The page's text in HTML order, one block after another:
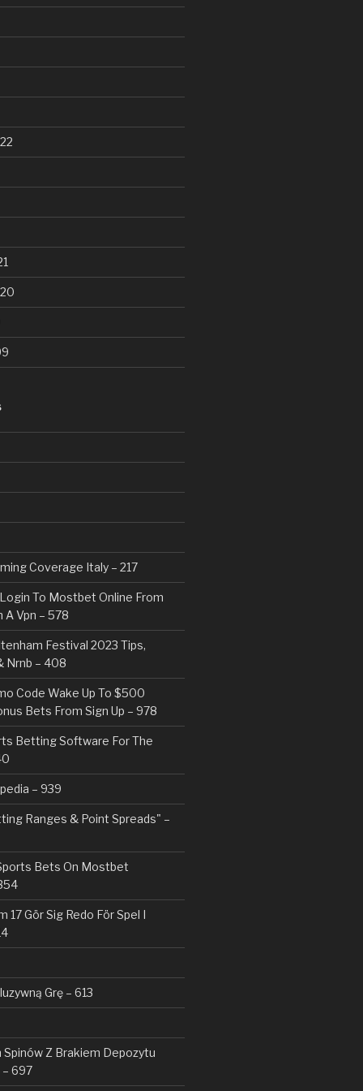
Coverage Italy – 217
To Mostbet Online From
Vpn – 578
Festival 2023 Tips,
Nrnb – 408
Code Wake Up To $500
Bets From Sign Up – 978
Betting Software For The
– 939
Ranges & Point Spreads" –
Bets On Mostbet
17 Gör Sig Redo För Spel I
Grę – 613
Z Brakiem Depozytu
697